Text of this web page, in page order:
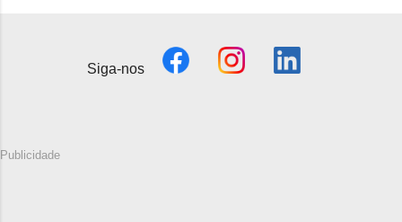
Siga-nos
Publicidade